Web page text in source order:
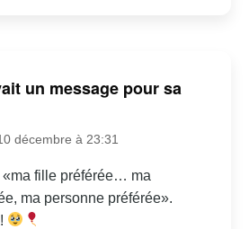
un message pour sa
décembre à 23:31
«ma fille préférée… ma
ma personne préférée».